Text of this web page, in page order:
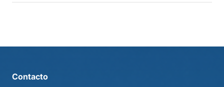
Contacto